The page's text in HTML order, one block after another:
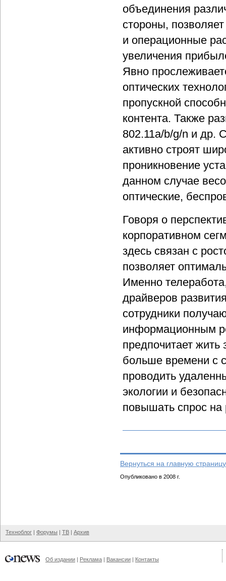
объединения
стороны,
и операционные
увеличения
Явно
оптических
пропускной
контента. Также
802.11a/b/g/n и др.
активно строят
проникновение
данном случае
оптические,
Говоря о
корпоративном
здесь связан с
позволяет
Именно
драйверов
сотрудники
информационным
предпочитает
больше времени с
проводить
экологии и
повышать спрос на
Вернуться на главную
Опубликовано в 2008 г.
Техноблог | Форумы | ТВ | Архив
Об издании | Реклама | Вакансии | Контакты